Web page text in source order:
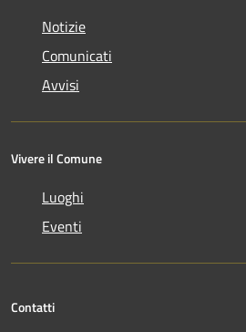
Notizie
Comunicati
Avvisi
Vivere il Comune
Luoghi
Eventi
Contatti